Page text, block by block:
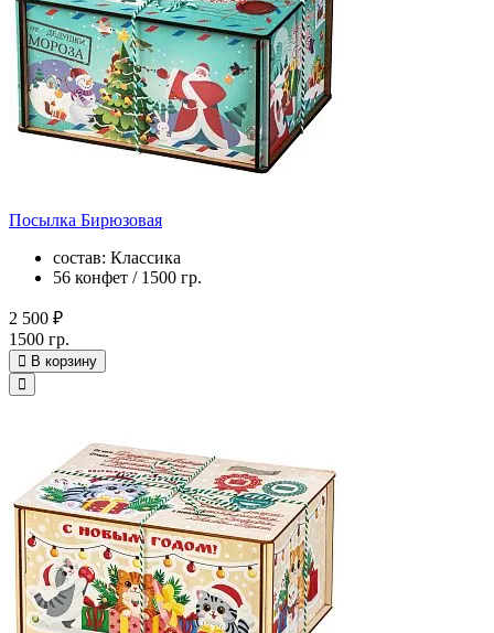
Посылка Бирюзовая
состав: Классика
56 конфет / 1500 гр.
2 500 ₽
1500 гр.
В корзину